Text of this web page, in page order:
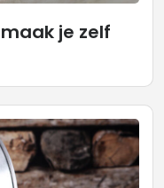
je zelf